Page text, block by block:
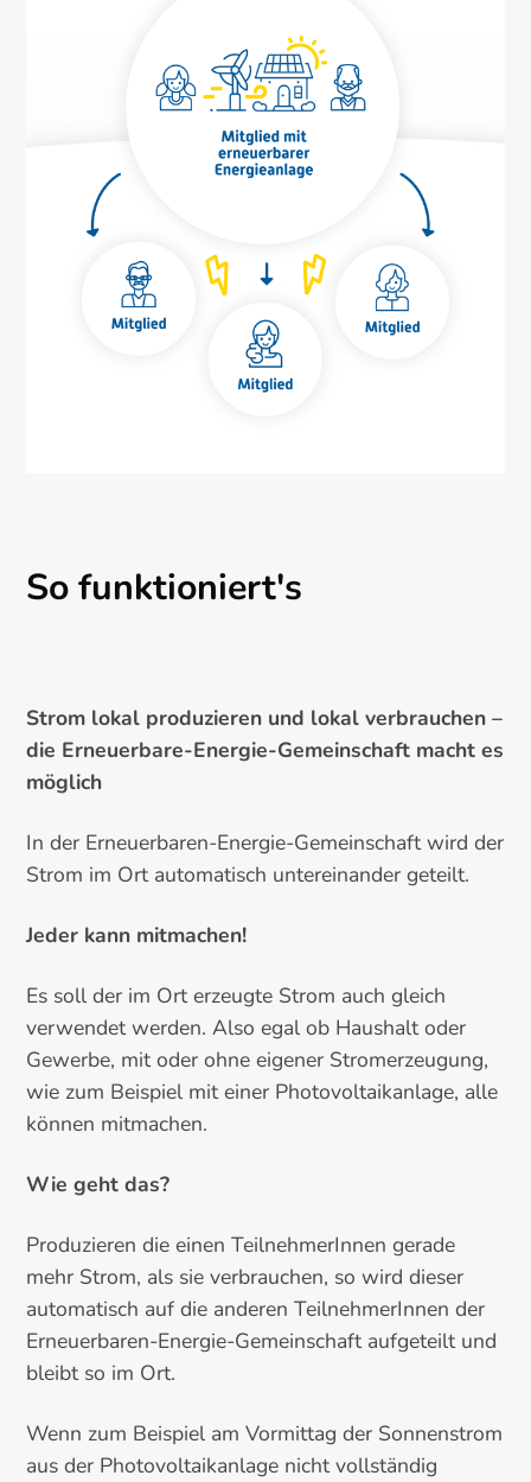
So funktioniert's
Strom lokal produzieren und lokal verbrauchen –
die Erneuerbare-Energie-Gemeinschaft macht es
möglich
In der Erneuerbaren-Energie-Gemeinschaft wird der
Strom im Ort automatisch untereinander geteilt.
Jeder kann mitmachen!
Es soll der im Ort erzeugte Strom auch gleich
verwendet werden. Also egal ob Haushalt oder
Gewerbe, mit oder ohne eigener Stromerzeugung,
wie zum Beispiel mit einer Photovoltaikanlage, alle
können mitmachen.
Wie geht das?
Produzieren die einen TeilnehmerInnen gerade
mehr Strom, als sie verbrauchen, so wird dieser
automatisch auf die anderen TeilnehmerInnen der
Erneuerbaren-Energie-Gemeinschaft aufgeteilt und
bleibt so im Ort.
Wenn zum Beispiel am Vormittag der Sonnenstrom
aus der Photovoltaikanlage nicht vollständig